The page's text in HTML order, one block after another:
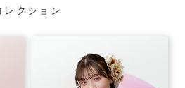
レクション